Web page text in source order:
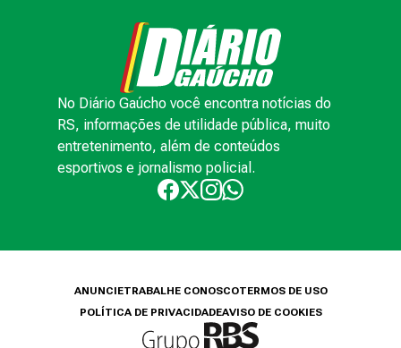
No Diário Gaúcho você encontra notícias do
RS, informações de utilidade pública, muito
entretenimento, além de conteúdos
esportivos e jornalismo policial.
ANUNCIETRABALHE CONOSCOTERMOS DE USO
POLÍTICA DE PRIVACIDADEAVISO DE COOKIES